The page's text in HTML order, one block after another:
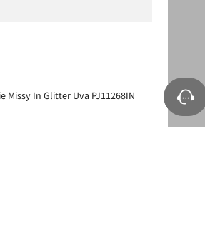
In Glitter Uva PJ11268IN
R$
6x